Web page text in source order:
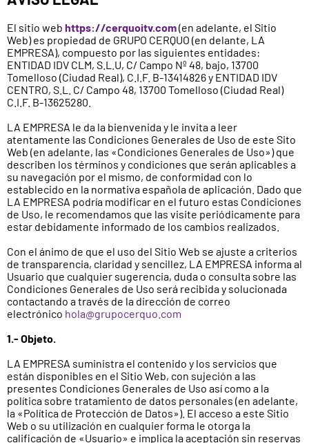
El sitio web https://cerquoitv.com(en adelante, el Sitio
Web) es propiedad de GRUPO CERQUO (en delante, LA
EMPRESA), compuesto por las siguientes entidades:
ENTIDAD IDV CLM, S.L.U, C/ Campo Nº 48, bajo, 13700
Tomelloso (Ciudad Real), C.I.F. B-13414826 y ENTIDAD IDV
CENTRO, S.L. C/ Campo 48, 13700 Tomelloso (Ciudad Real)
C.I.F. B-13625280.
LA EMPRESA le da la bienvenida y le invita a leer
atentamente las Condiciones Generales de Uso de este Sito
Web (en adelante, las «Condiciones Generales de Uso») que
describen los términos y condiciones que serán aplicables a
su navegación por el mismo, de conformidad con lo
establecido en la normativa española de aplicación. Dado que
LA EMPRESA podría modificar en el futuro estas Condiciones
de Uso, le recomendamos que las visite periódicamente para
estar debidamente informado de los cambios realizados.
Con el ánimo de que el uso del Sitio Web se ajuste a criterios
de transparencia, claridad y sencillez, LA EMPRESA informa al
Usuario que cualquier sugerencia, duda o consulta sobre las
Condiciones Generales de Uso será recibida y solucionada
contactando a través de la dirección de correo
electrónico hola@grupocerquo.com
1.- Objeto.
LA EMPRESA suministra el contenido y los servicios que
están disponibles en el Sitio Web, con sujeción a las
presentes Condiciones Generales de Uso así como a la
política sobre tratamiento de datos personales (en adelante,
la «Política de Protección de Datos»). El acceso a este Sitio
Web o su utilización en cualquier forma le otorga la
calificación de «Usuario» e implica la aceptación sin reservas